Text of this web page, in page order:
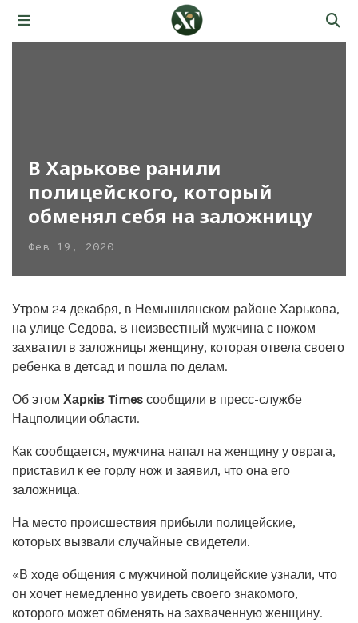
В Харькове ранили
полицейского, который
обменял себя на заложницу
Фев 19, 2020
Утром 24 декабря, в Немышлянском районе Харькова,
на улице Седова, 8 неизвестный мужчина с ножом
захватил в заложницы женщину, которая отвела своего
ребенка в детсад и пошла по делам.
Об этом Харків Times сообщили в пресс-службе
Нацполиции области.
Как сообщается, мужчина напал на женщину у оврага,
приставил к ее горлу нож и заявил, что она его
заложница.
На место происшествия прибыли полицейские,
которых вызвали случайные свидетели.
«В ходе общения с мужчиной полицейские узнали, что
он хочет немедленно увидеть своего знакомого,
которого может обменять на захваченную женщину.